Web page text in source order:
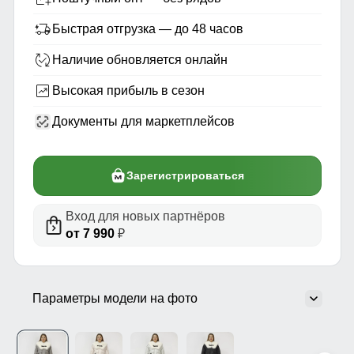
Быстрая отгрузка — до 48 часов
Наличие обновляется онлайн
Высокая прибыль в сезон
Документы для маркетплейсов
Зарегистрироваться
Вход для новых партнёров
от 7 990₽
Параметры модели на фото